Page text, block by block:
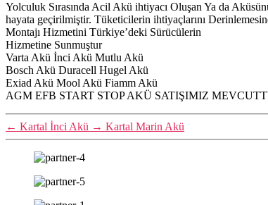
Yolculuk Sırasında Acil Akü ihtiyacı Oluşan Ya da
hayata geçirilmiştir. Tüketicilerin ihtiyaçlarını
Montajı Hizmetini Türkiye’deki Sürücülerin
Hizmetine Sunmuştur
Varta Akü İnci Akü Mutlu Akü
Bosch Akü Duracell Hugel Akü
Exiad Akü Mool Akü Fiamm Akü
AGM EFB START STOP AKÜ SATIŞIMIZ
← Kartal İnci Akü → Kartal Marin Akü